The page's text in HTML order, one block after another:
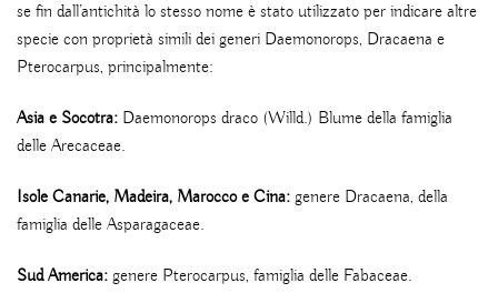
se fin dall’antichità lo stesso nome è stato utilizzato per indicare altre
specie con proprietà simili dei generi Daemonorops, Dracaena e
Pterocarpus, principalmente:
Asia e Socotra: Daemonorops draco (Willd.) Blume della famiglia
delle Arecaceae.
Isole Canarie, Madeira, Marocco e Cina: genere Dracaena, della
famiglia delle Asparagaceae.
Sud America: genere Pterocarpus, famiglia delle Fabaceae.